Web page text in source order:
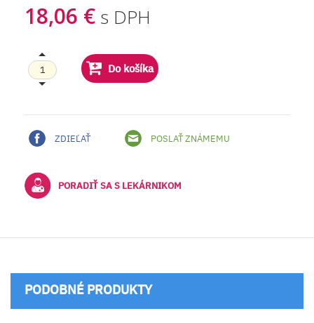
18,06 € s DPH
Do košíka
ZDIEĽAŤ POSLAŤ ZNÁMEMU
PORADIŤ SA S LEKÁRNIKOM
PODOBNÉ PRODUKTY